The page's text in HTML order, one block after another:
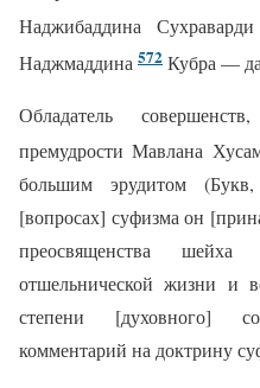
Наджибаддина
Наджмаддина 572 Кубра —
Обладатель
премудрости Мавлана
большим эрудитом
[вопросах] суфизма он
преосвященства
отшельнической жизни и
степени [духовного]
комментарий на доктрину